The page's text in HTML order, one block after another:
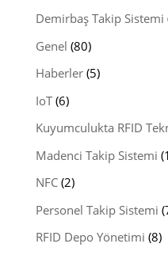
Demirbaş Takip Sistemi
Genel (80)
Haberler(5)
IoT(6)
Kuyumculukta RFID
Madenci Takip Sistemi
NFC(2)
Personel Takip Sistemi
RFID Depo Yönetimi (8)